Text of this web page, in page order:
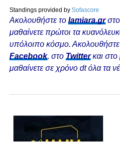
Standings provided by Sofascore
Ακολουθήστε το lamiara.grστο
μαθαίνετε πρώτοι τα
υπόλοιπο κόσμο.
Facebook, στο Twitterκαι στο
μαθαίνετε σε χρόνο dt όλα τα